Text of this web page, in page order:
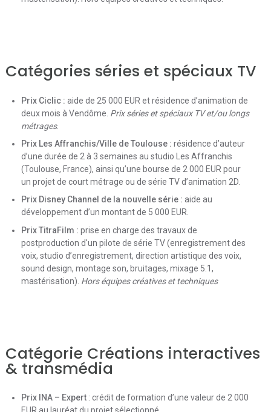
Catégories séries et spéciaux TV
Prix Ciclic : aide de 25 000 EUR et résidence d’animation de
deux mois à Vendôme. Prix séries et spéciaux TV et/ou longs
métrages.
Prix Les Affranchis/Ville de Toulouse : résidence d’auteur
d’une durée de 2 à 3 semaines au studio Les Affranchis
(Toulouse, France), ainsi qu’une bourse de 2 000 EUR pour
un projet de court métrage ou de série TV d’animation 2D.
Prix Disney Channel de la nouvelle série : aide au
développement d’un montant de 5 000 EUR.
Prix TitraFilm : prise en charge des travaux de
postproduction d'un pilote de série TV (enregistrement des
voix, studio d’enregistrement, direction artistique des voix,
sound design, montage son, bruitages, mixage 5.1,
mastérisation). Hors équipes créatives et techniques
Catégorie Créations interactives
& transmédia
Prix INA – Expert: crédit de formation d’une valeur de 2 000